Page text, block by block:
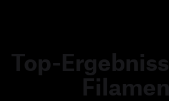
Top-